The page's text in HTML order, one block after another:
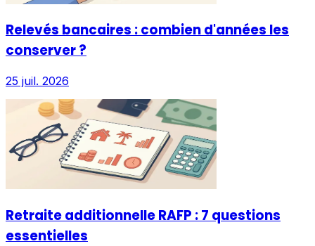
Relevés bancaires : combien d'années les
conserver ?
25 juil. 2026
Retraite additionnelle RAFP : 7 questions
essentielles